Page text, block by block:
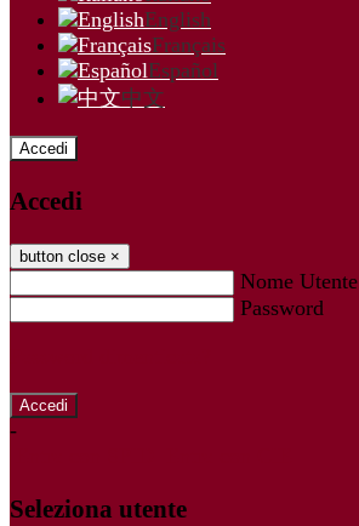
English
Français
Español
中文
Accedi
Accedi
button close ×
Nome Utente
Password
-
Seleziona utente